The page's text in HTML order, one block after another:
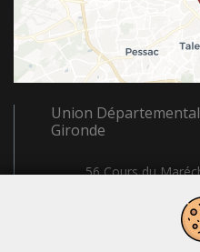
Union
Gironde
56 Cours du